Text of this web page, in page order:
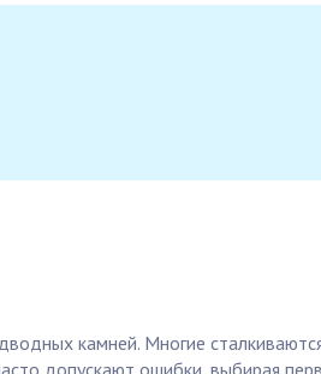
камней. Многие
допускают ошибки, выбирая